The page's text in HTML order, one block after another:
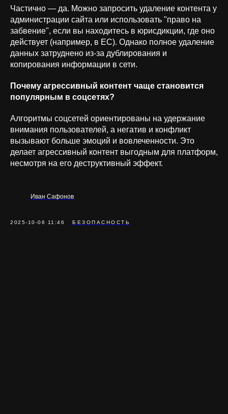
Частично — да. Можно запросить удаление контента у
администрации сайта или использовать "право на
забвение", если вы находитесь в юрисдикции, где оно
действует (например, в ЕС). Однако полное удаление
данных затруднено из-за дублирования и
копирования информации в сети.
Почему агрессивный контент чаще становится
популярным в соцсетях?
Алгоритмы соцсетей ориентированы на удержание
внимания пользователей, а негатив и конфликт
вызывают больше эмоций и вовлеченности. Это
делает агрессивный контент выгодным для платформ,
несмотря на его деструктивный эффект.
Иван Сафонов
2025-10-06 11:46 БЕЗОПАСНОСТЬ